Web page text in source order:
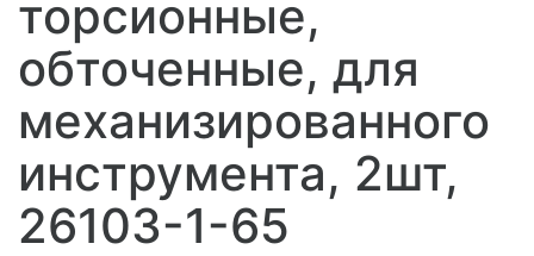
торсионные,
обточенные, для
механизированного
инструмента, 2шт,
26103-1-65